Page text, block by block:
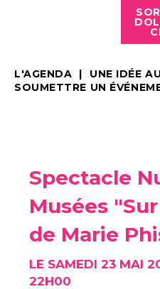
L'AGENDA
UNE IDÉE
SOUMETTRE UN
Spectacle
Musées
de Marie
LE SAMEDI 23 MAI
22H00